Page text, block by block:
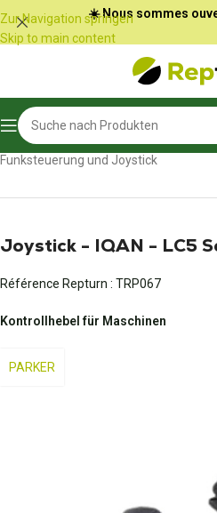
Cookie-Einstellungen
Zur Navigation springen
Skip to main content
☀️ Nous sommes
Start/Öffentliche Arbeiten und
Funksteuerung und Joystick
Joystick - IQAN - LC5
Référence Repturn : TRP067
Kontrollhebel für Maschinen
PARKER